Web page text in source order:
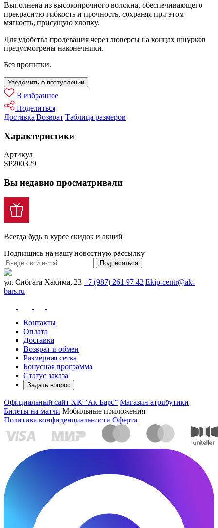
Выполнена из высокопрочного волокна, обеспечивающего
прекрасную гибкость и прочность, сохраняя при этом
мягкость, присущую хлопку.
Для удобства продевания через люверсы на концах шнурков
предусмотрены наконечники.
Без пропитки.
Уведомить о поступлении
В избранное
Поделиться
Доставка Возврат Таблица размеров
Характеристики
Артикул
SP200329
Вы недавно просматривали
Всегда будь в курсе скидок и акций
Подпишись на нашу новостную рассылку
Подписаться
ул. Сибгата Хакима, 23 +7 (987) 261 97 42 Ekip-centr@ak-
bars.ru
Контакты
Оплата
Доставка
Возврат и обмен
Размерная сетка
Бонусная программа
Статус заказа
Задать вопрос
Официальный сайт ХК “Ак Барс” Магазин атрибутики
Билеты на матчи Мобильные приложения
Политика конфиденциальности Оферта